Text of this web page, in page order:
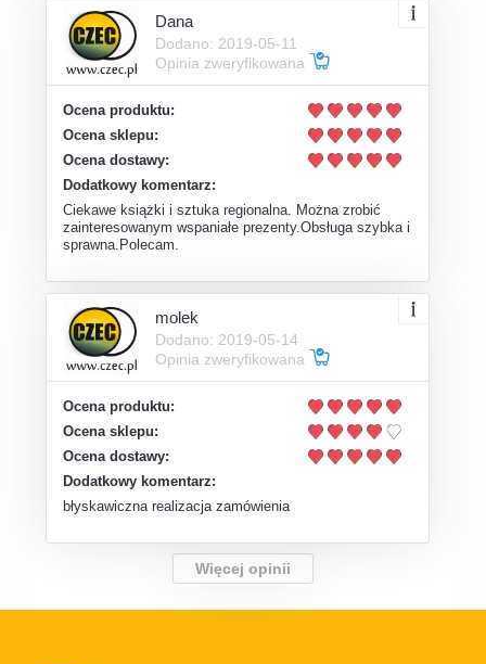
Dana
Dodano: 2019-05-11
Opinia zweryfikowana
Ocena produktu:
Ocena sklepu:
Ocena dostawy:
Dodatkowy komentarz:
Ciekawe książki i sztuka regionalna. Można zrobić
zainteresowanym wspaniałe prezenty.Obsługa szybka i
sprawna.Polecam.
molek
Dodano: 2019-05-14
Opinia zweryfikowana
Ocena produktu:
Ocena sklepu:
Ocena dostawy:
Dodatkowy komentarz:
błyskawiczna realizacja zamówienia
Więcej opinii